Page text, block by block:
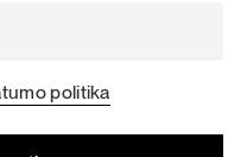
politika